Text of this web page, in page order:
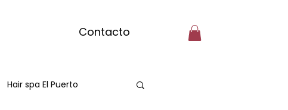
Contacto
Hair spa El Puerto